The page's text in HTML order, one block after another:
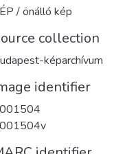
/ önálló kép
collection
képarchívum
identifier